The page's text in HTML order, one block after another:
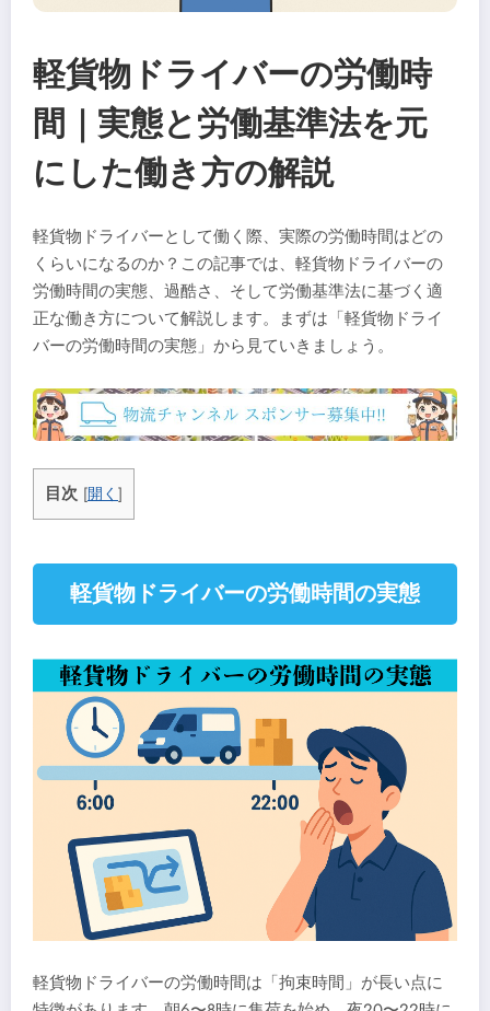
軽貨物ドライバーの労働時
間｜実態と労働基準法を元
にした働き方の解説
軽貨物ドライバーとして働く際、実際の労働時間はどの
くらいになるのか？この記事では、軽貨物ドライバーの
労働時間の実態、過酷さ、そして労働基準法に基づく適
正な働き方について解説します。まずは「軽貨物ドライ
バーの労働時間の実態」から見ていきましょう。
目次 [開く ]
軽貨物ドライバーの労働時間の実態
軽貨物ドライバーの労働時間は「拘束時間」が長い点に